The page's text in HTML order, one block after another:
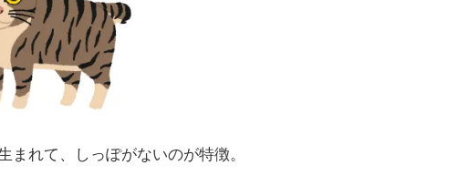
まれて、しっぽがないのが特徴。